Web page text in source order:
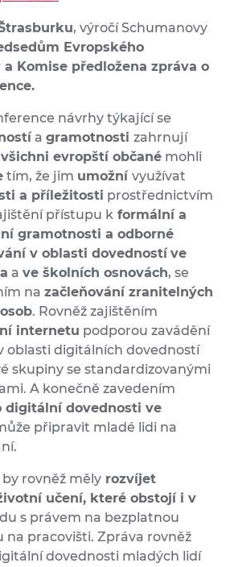
, výročí Schumanovy
Evropského
Komise předložena zpráva o
.
návrhy týkající se
a gramotnosti zahrnují
všichni evropští občané mohli
tím, že jim umožní využívat
a příležitosti prostřednictvím
přístupu k formální a
gramotnosti a odborné
v oblasti dovedností ve
a ve školních osnovách, se
na začleňování zranitelných
. Rovněž zajištěním
internetu podporou zavádění
oblasti digitálních dovedností
skupiny se standardizovanými
A konečně zavedením
digitální dovednosti ve
připravit mladé lidi na
by rovněž měly rozvíjet
učení, které obstojí i v
s právem na bezplatnou
pracovišti. Zpráva rovněž
dovednosti mladých lidí